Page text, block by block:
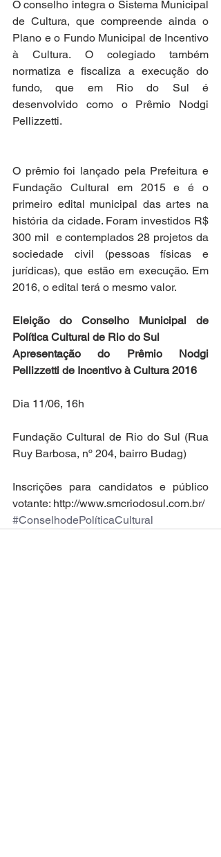
O conselho integra o Sistema Municipal
de Cultura, que compreende ainda o
Plano e o Fundo Municipal de Incentivo
à Cultura. O colegiado também
normatiza e fiscaliza a execução do
fundo, que em Rio do Sul é
desenvolvido como o Prêmio Nodgi
Pellizzetti.
O prêmio foi lançado pela Prefeitura e
Fundação Cultural em 2015 e é o
primeiro edital municipal das artes na
história da cidade. Foram investidos R$
300 mil  e contemplados 28 projetos da
sociedade civil (pessoas físicas e
jurídicas), que estão em execução. Em
2016, o edital terá o mesmo valor.
Eleição do Conselho Municipal de
Política Cultural de Rio do Sul
Apresentação do Prêmio Nodgi
Pellizzetti de Incentivo à Cultura 2016
Dia 11/06, 16h
Fundação Cultural de Rio do Sul (Rua
Ruy Barbosa, nº 204, bairro Budag)
Inscrições para candidatos e público
votante: http://www.smcriodosul.com.br/
#ConselhodePolíticaCultural